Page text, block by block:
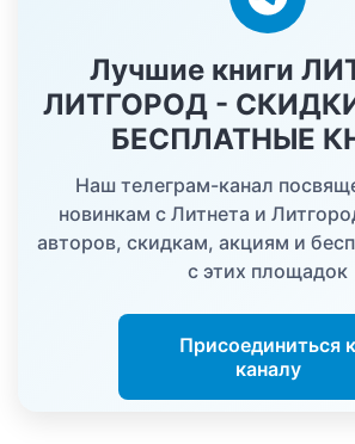
Лучшие книги
ЛИТГОРОД -
БЕСПЛАТНЫЕ
Наш телеграм-канал
новинкам с Литнета и
авторов, скидкам, акциям и
с этих площадок
Присоединиться к
каналу